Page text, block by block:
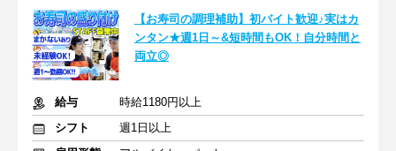
【お寿司の調理補助】初バイト歓迎♪実はカ
ンタン★週1日～&短時間もOK！自分時間と
両立◎
給与
時給1180円以上
シフト
週1日以上